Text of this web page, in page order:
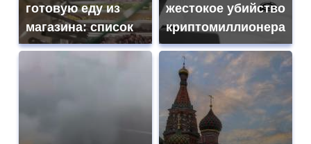
готовую еду из
магазина: список
жестокое убийство
криптомиллионера